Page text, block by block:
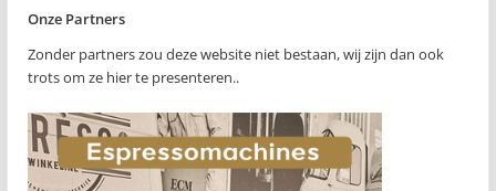
Onze Partners
Zonder partners zou deze website niet bestaan, wij zijn dan ook
trots om ze hier te presenteren..